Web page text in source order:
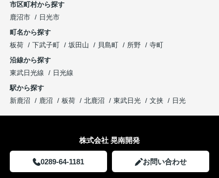
市区町村から探す
鹿沼市
日光市
町名から探す
板荷
下武子町 坂田山 貝島町 所野
寺町
沿線から探す
東武日光線
日光線
駅から探す
新鹿沼
鹿沼 板荷 北鹿沼 東武日光 文挟 日光
株式会社 晃南開発
0289-64-1181 お問い合わせ